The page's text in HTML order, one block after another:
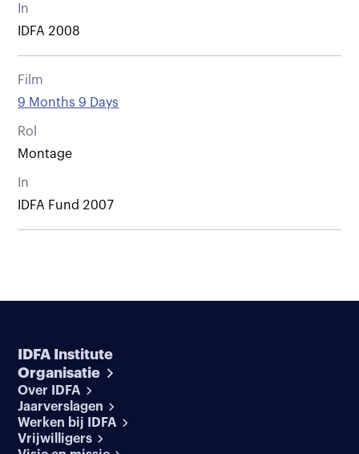
In
IDFA 2008
Film
9 Months 9 Days
Rol
Montage
In
IDFA Fund 2007
IDFA Institute
Organisatie
Over IDFA
Jaarverslagen
Werken bij IDFA
Vrijwilligers